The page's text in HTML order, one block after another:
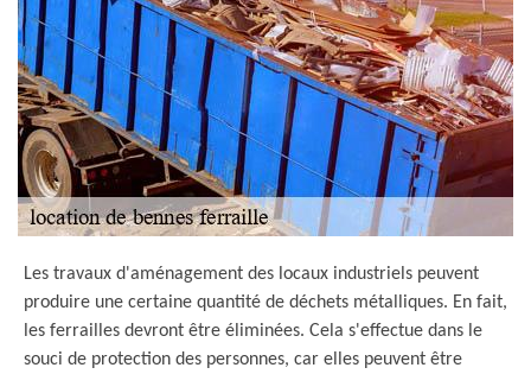
Les travaux d'aménagement des locaux industriels peuvent
produire une certaine quantité de déchets métalliques. En fait,
les ferrailles devront être éliminées. Cela s'effectue dans le
souci de protection des personnes, car elles peuvent être